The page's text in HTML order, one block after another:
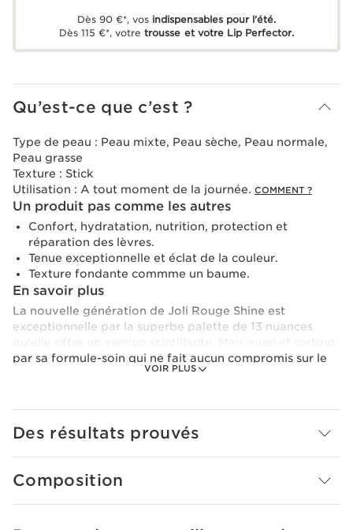
Dès 90 €*, vos indispensables pour l'été.
Dès 115 €*, votre trousse et votre Lip Perfector.
Qu’est-ce que c’est ?
VOIR PLUS
Type de peau : Peau mixte, Peau sèche, Peau normale,
Peau grasse
Texture : Stick
Utilisation : A tout moment de la journée. COMMENT ?
Un produit pas comme les autres
Confort, hydratation, nutrition, protection et
réparation des lèvres.
Tenue exceptionnelle et éclat de la couleur.
Texture fondante commme un baume.
En savoir plus
La nouvelle génération de Joli Rouge Shine est
exceptionnelle par la superbe palette de 13 nuances
qu'elle offre en version scintillante. Mais aussi et surtout
par sa formule-soin qui ne fait aucun compromis sur le
résultat maquillage: tenue et intensité de la couleur... Un
d'ingrédients d'origine naturelle) cette formule va
déshydratation. Enfin une texture enveloppante et
Des résultats prouvés
Composition